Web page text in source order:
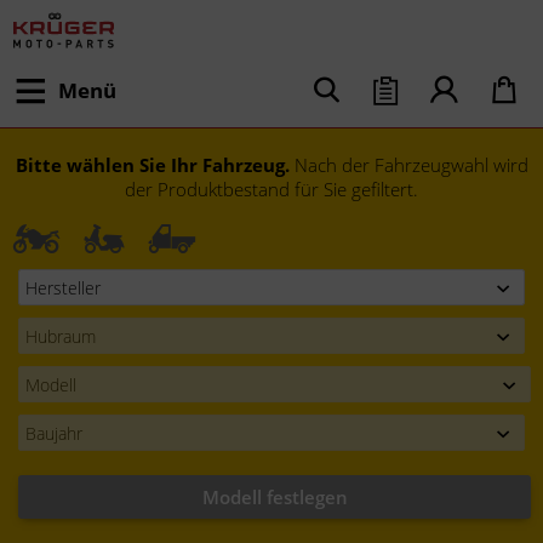
Menü
Bitte wählen Sie Ihr Fahrzeug. Nach der Fahrzeugwahl wird
der Produktbestand für Sie gefiltert.
Modell festlegen